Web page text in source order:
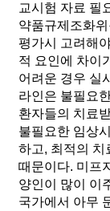
교시험 자료 필
약품규제조화
평가시 고려해
적 요인에 차이
어려운 경우 실
라인은 불필요
환자들의 치료
불필요한 임상
하고, 최적의 치
때문이다. 미프
양인이 많이 이
국가에서 아무